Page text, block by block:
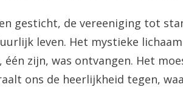
gesticht, de vereeniging tot
leven. Het mystieke
zijn, was ontvangen. Het
ons de heerlijkheid tegen,